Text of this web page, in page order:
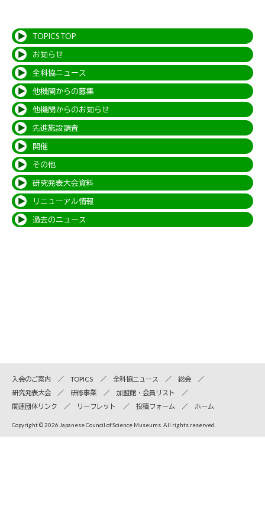
TOPICS TOP
お知らせ
全科協ニュース
他機関からの募集
他機関からのお知らせ
先進施設調査
開催
その他
研究発表大会資料
リニューアル情報
過去のニュース
入会のご案内 TOPICS 全科協ニュース
総会
研究発表大会
研修事業
加盟館・会員リスト
関連団体リンク
リーフレット 投稿フォーム ホーム
Copyright © 2026 Japanese Council of Science Museums. All rights reserved.